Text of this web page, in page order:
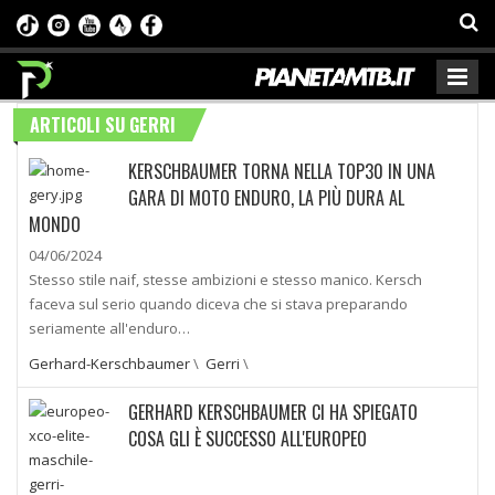
ARTICOLI SU GERRI
KERSCHBAUMER TORNA NELLA TOP30 IN UNA
GARA DI MOTO ENDURO, LA PIÙ DURA AL
MONDO
04/06/2024
Stesso stile naif, stesse ambizioni e stesso manico. Kersch
faceva sul serio quando diceva che si stava preparando
seriamente all'enduro…
Gerhard-Kerschbaumer\ Gerri \
GERHARD KERSCHBAUMER CI HA SPIEGATO
COSA GLI È SUCCESSO ALL'EUROPEO